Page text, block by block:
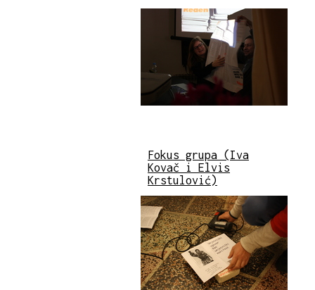
Fokus grupa (Iva
Kovač i Elvis
Krstulović)